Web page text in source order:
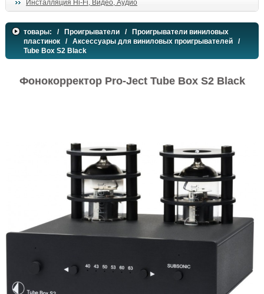
Инсталляция Hi-Fi, Видео, Аудио
товары: / Проигрыватели /
Проигрыватели виниловых
пластинок / Аксессуары для виниловых проигрывателей /
Tube Box S2 Black
Фонокорректор Pro-Ject Tube Box S2 Black